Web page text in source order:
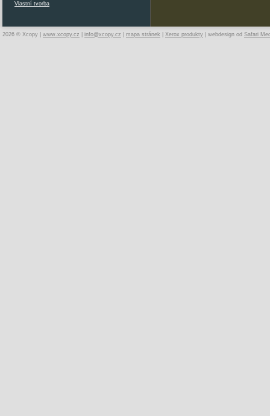
Vlastní tvorba
2026 © Xcopy | www.xcopy.cz info@xcopy.cz mapa stránek Xerox produkty | webdesign od Safari